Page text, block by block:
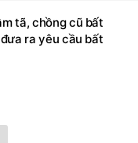
tã, chồng cũ bất
ra yêu cầu bất